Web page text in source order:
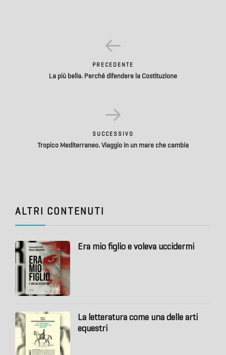
PRECEDENTE
La più bella. Perché difendere la Costituzione
SUCCESSIVO
Tropico Mediterraneo. Viaggio in un mare che cambia
ALTRI CONTENUTI
Era mio figlio e voleva uccidermi
La letteratura come una delle arti
equestri